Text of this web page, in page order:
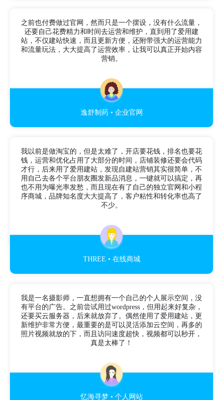
之前也付费做过官网，然而只是一个摆设，没有什么流量，
还要自己花费精力和时间去运营和维护，直到用了爱用建
站，不仅建站快速，而且更新方便，还附带强大的运营能力
和流量玩法，大大提高了运营效率，让我可以真正开始内容
营销。
逸舒制药 • 企业官网
我以前是做淘宝的，但是太难了，开店要花钱，排名也要花
钱，运营和优化占用了大部分的时间，店铺装修还要会代码
才行，后来用了爱用建站，发现自建站营销其实很简单，不
用自己去各个平台朋友圈发新品消息，一键就可以搞定，再
也不用为曝光率发愁，而且现在有了自己的独立官网和小程
序商城，品牌知名度大大提高了，客户粘性和转化率也高了
不少。
THREE • 在线商城
我是一名摄影师，一直想拥有一个自己的个人展示空间，没
有平台的广告。之前尝试用过wordpress，但用起来好复杂，
还要买云服务器，后来就放弃了。偶然使用了爱用建站，更
新维护非常方便，最重要的是可以灵活添加云空间，再多的
照片视频就放的下，而且访问速度超快，视频都可以秒开，
真是太棒了！
忆海寻梦 • 个人网站